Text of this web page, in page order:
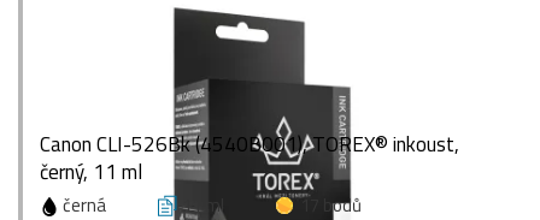
Canon CLI-526Bk (4540B001), TOREX® inkoust,
černý, 11 ml
černá 11 ml
17 bodů